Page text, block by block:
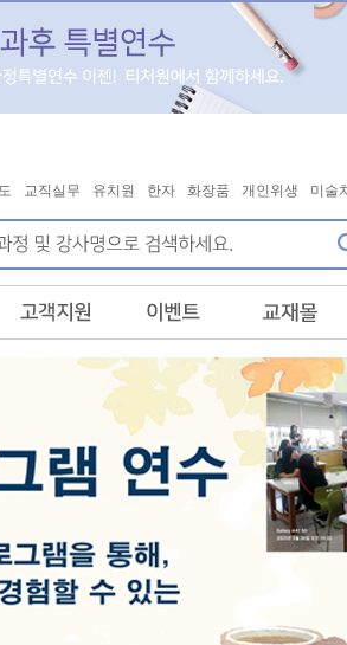
교직실무 유치원 한자 화장품 개인위생 미술